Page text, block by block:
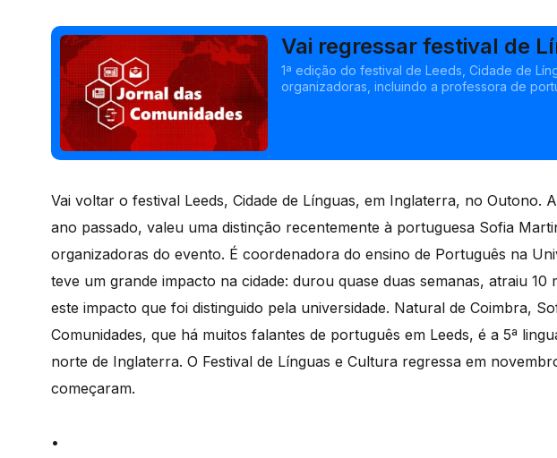
Vai regressar festival de
Inglaterra
1ª edição do festival de Leeds, Cidade de
organizadoras, incluindo a professora de
Vai voltar o festival Leeds, Cidade de Línguas, em Inglaterra, no Outono.
ano passado, valeu uma distinção recentemente à portuguesa Sofia
organizadoras do evento. É coordenadora do ensino de Português na
teve um grande impacto na cidade: durou quase duas semanas, atraiu 10
este impacto que foi distinguido pela universidade. Natural de Coimbra,
Comunidades, que há muitos falantes de português em Leeds, é a 5ª
norte de Inglaterra. O Festival de Línguas e Cultura regressa em
começaram.
•